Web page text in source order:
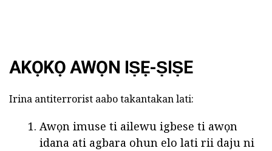
AKỌKỌ AWỌN IṢẸ-ṢIṢE
Irina antiterrorist aabo takantakan lati:
Awọn imuse ti ailewu igbese ti awọn
idana ati agbara ohun elo lati rii daju ni